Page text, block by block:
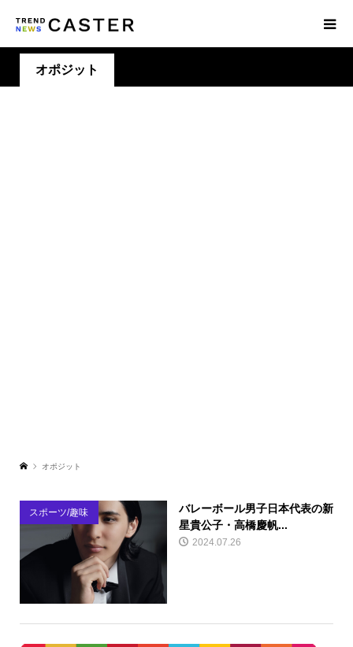
オポジット
オポジット
スポーツ/趣味
バレーボール男子日本代表の新
星貴公子・高橋慶帆...
2024.07.26